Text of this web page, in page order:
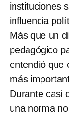
instituciones
influencia
Más que un
pedagógico
entendió que
más
Durante casi
una norma